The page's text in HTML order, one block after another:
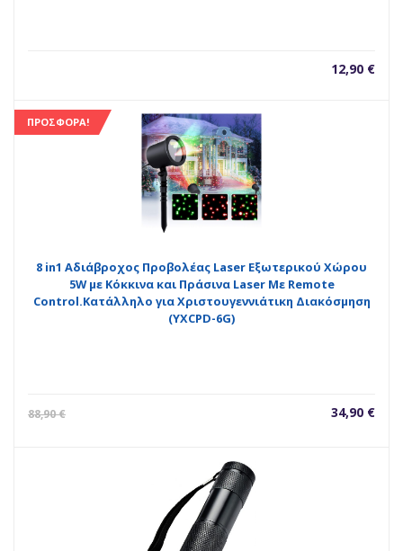
12,90 €
ΠΡΟΣΦΟΡΆ!
8 in1 Αδιάβροχος Προβολέας Laser Εξωτερικού Χώρου
5W με Κόκκινα και Πράσινα Laser Με Remote
Control.Κατάλληλο για Χριστουγεννιάτικη Διακόσμηση
(YXCPD-6G)
88,90€ 34,90 €
Η